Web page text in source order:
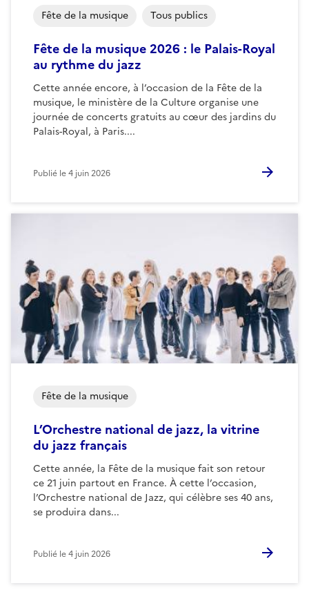
Fête de la musique 2026 : le Palais-Royal
au rythme du jazz
Cette année encore, à l’occasion de la Fête de la
musique, le ministère de la Culture organise une
journée de concerts gratuits au cœur des jardins du
Palais-Royal, à Paris....
Fête de la musique Tous publics
Publié le4 juin 2026
L’Orchestre national de jazz, la vitrine
du jazz français
Cette année, la Fête de la musique fait son retour
ce 21 juin partout en France. À cette l’occasion,
l’Orchestre national de Jazz, qui célèbre ses 40 ans,
se produira dans...
Fête de la musique
Publié le4 juin 2026